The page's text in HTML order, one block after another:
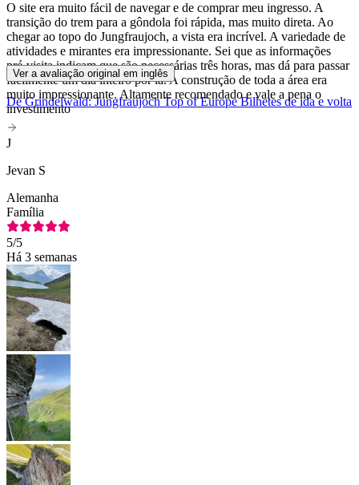
O site era muito fácil de navegar e de comprar meu ingresso. A
transição do trem para a gôndola foi rápida, mas muito direta. Ao
chegar ao topo do Jungfraujoch, a vista era incrível. A variedade de
atividades e mirantes era impressionante. Sei que as informações
pré-visita indicam que são necessárias três horas, mas dá para passar
facilmente um dia inteiro por lá. A construção de toda a área era
muito impressionante. Altamente recomendado e vale a pena o
investimento
Ver a avaliação original em inglês
De Grindelwald: Jungfraujoch Top of Europe Bilhetes de ida e volta
J
Jevan S
Alemanha
Família
5/5
Há 3 semanas